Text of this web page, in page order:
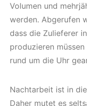
Volumen und
werden. Abgerufen
dass die Zulieferer
produzieren
rund um die Uhr
Nachtarbeit ist in
Daher mutet es